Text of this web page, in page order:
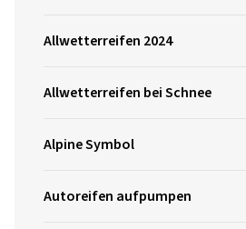
Allwetterreifen 2024
Allwetterreifen bei Schnee
Alpine Symbol
Autoreifen aufpumpen